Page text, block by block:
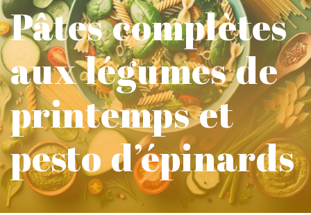
Pâtes complètes
aux légumes de
printemps et
pesto d’épinards